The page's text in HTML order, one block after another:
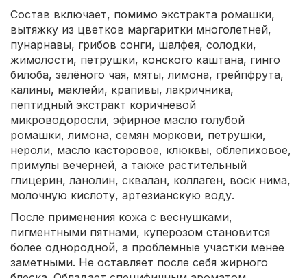
Состав включает, помимо экстракта ромашки,
вытяжку из цветков маргаритки многолетней,
пунарнавы, грибов сонги, шалфея, солодки,
жимолости, петрушки, конского каштана, гинго
билоба, зелёного чая, мяты, лимона, грейпфрута,
калины, маклейи, крапивы, лакричника,
пептидный экстракт коричневой
микроводоросли, эфирное масло голубой
ромашки, лимона, семян моркови, петрушки,
нероли, масло касторовое, клюквы, облепиховое,
примулы вечерней, а также растительный
глицерин, ланолин, сквалан, коллаген, воск нима,
молочную кислоту, артезианскую воду.
После применения кожа с веснушками,
пигментными пятнами, куперозом становится
более однородной, а проблемные участки менее
заметными. Не оставляет после себя жирного